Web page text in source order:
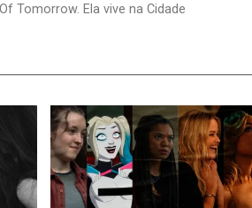
Tomorrow. Ela vive na Cidade